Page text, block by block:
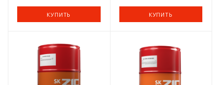
КУПИТЬ КУПИТЬ